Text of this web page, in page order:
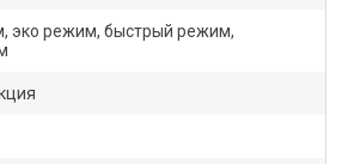
эко режим, быстрый режим,